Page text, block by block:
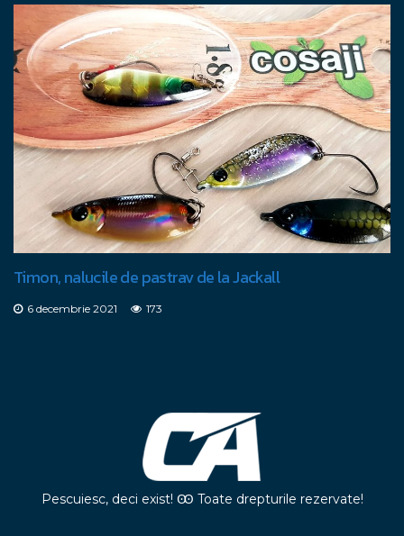
Timon, nalucile de pastrav de la Jackall
6 decembrie 2021 173
Pescuiesc, deci exist! Ꙭ Toate drepturile rezervate!